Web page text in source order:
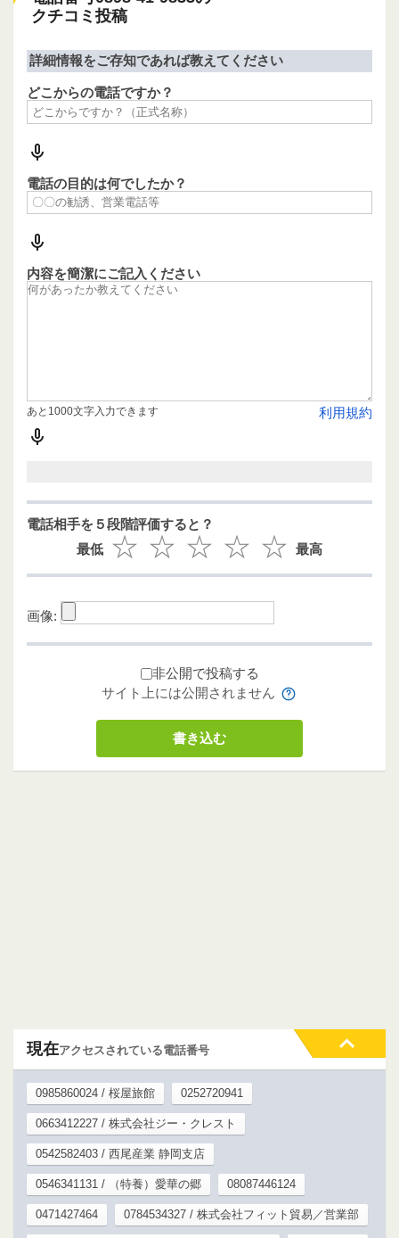
クチコミ投稿
詳細情報をご存知であれば教えてください
どこからの電話ですか？
電話の目的は何でしたか？
内容を簡潔にご記入ください
利用規約
あと1000文字入力できます
電話相手を５段階評価すると？
最低
最高
画像:
非公開で投稿する
サイト上には公開されません
現在アクセスされている電話番号
0985860024 / 桜屋旅館 0252720941
0663412227 / 株式会社ジー・クレスト
0542582403 / 西尾産業 静岡支店
0546341131 / （特養）愛華の郷 08087446124
0471427464 0784534327 / 株式会社フィット貿易／営業部